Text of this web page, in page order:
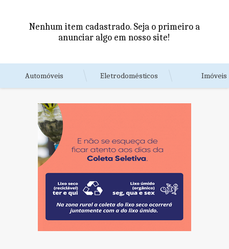
Nenhum item cadastrado. Seja o primeiro a
anunciar algo em nosso site!
Automóveis Eletrodomésticos Imóveis